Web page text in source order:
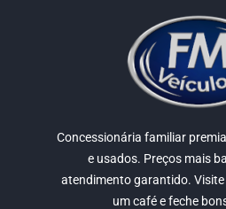
Concessionária familiar
e usados. Preços mais
atendimento garantido.
um café e feche